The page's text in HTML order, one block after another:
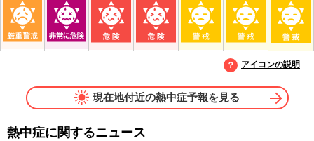
アイコンの説明
現在地付近の熱中症予報を見る
熱中症に関するニュース